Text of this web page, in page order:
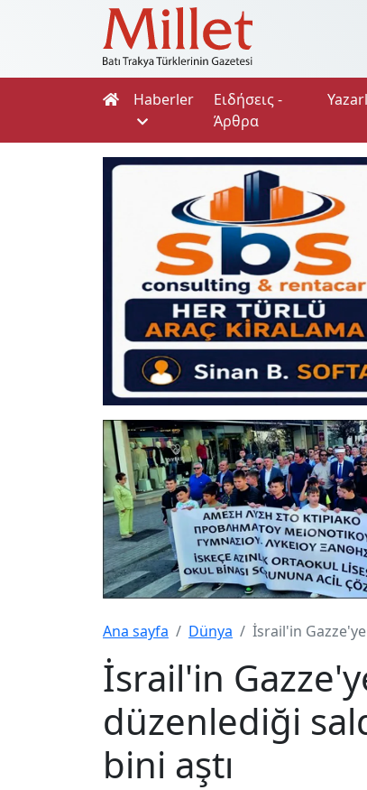
Haberler
Ειδήσεις -
Άρθρα
Ana sayfa Dünya İsrail'in
İsrail'in
düzenlediği
bini aştı